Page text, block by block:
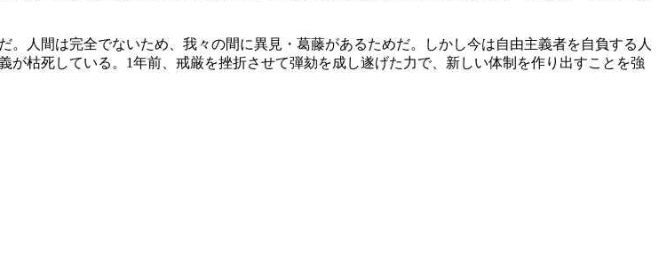
人間は完全でないため、我々の間に異見・葛藤があるためだ。しかし今は自由主義者を自負する人
枯死している。1年前、戒厳を挫折させて弾劾を成し遂げた力で、新しい体制を作り出すことを強